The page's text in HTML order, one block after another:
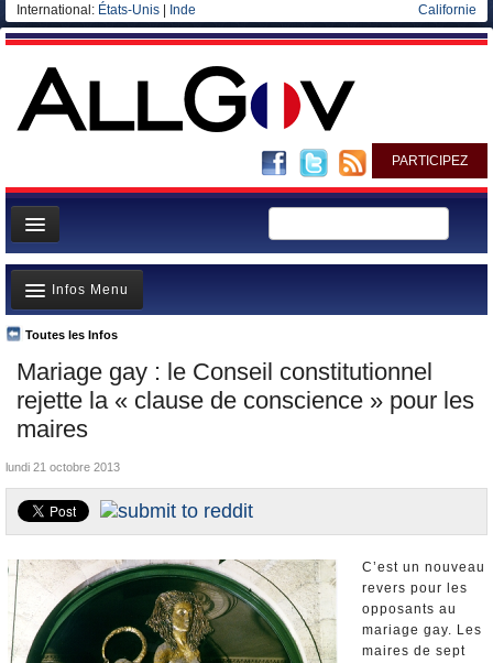
International: États-Unis Inde Californie
PARTICIPEZ
Page d'accueil
Infos
Gouvernement
Ministères/Directions
Blog
Elections européennes
Mariage gay : le Conseil constitutionnel
rejette la « clause de conscience » pour les
maires
Toutes les Infos
Infos Menu
A la Une
Polémiques
Où va l’argent?
Elections européennes
Infos insolites
lundi 21 octobre 2013
C’est un nouveau
revers pour les
opposants au
mariage gay. Les
maires de sept